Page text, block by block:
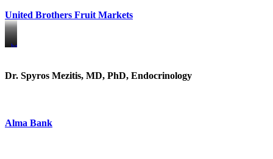
United Brothers Fruit Markets
https://www.unitedbrothersfruitmarkets.com/
https://www.unitedbrothersfruitmarkets.com/
Dr. Spyros Mezitis, MD, PhD, Endocrinology
Alma Bank